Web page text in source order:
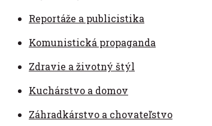
Reportáže a publicistika
Komunistická propaganda
Zdravie a životný štýl
Kuchárstvo a domov
Záhradkárstvo a chovateľstvo